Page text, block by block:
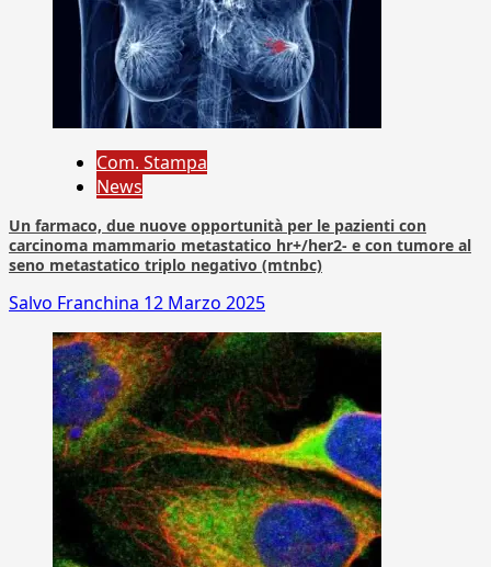
Com. Stampa
News
Un farmaco, due nuove opportunità per le pazienti con
carcinoma mammario metastatico hr+/her2- e con tumore al
seno metastatico triplo negativo (mtnbc)
Salvo Franchina 12 Marzo 2025